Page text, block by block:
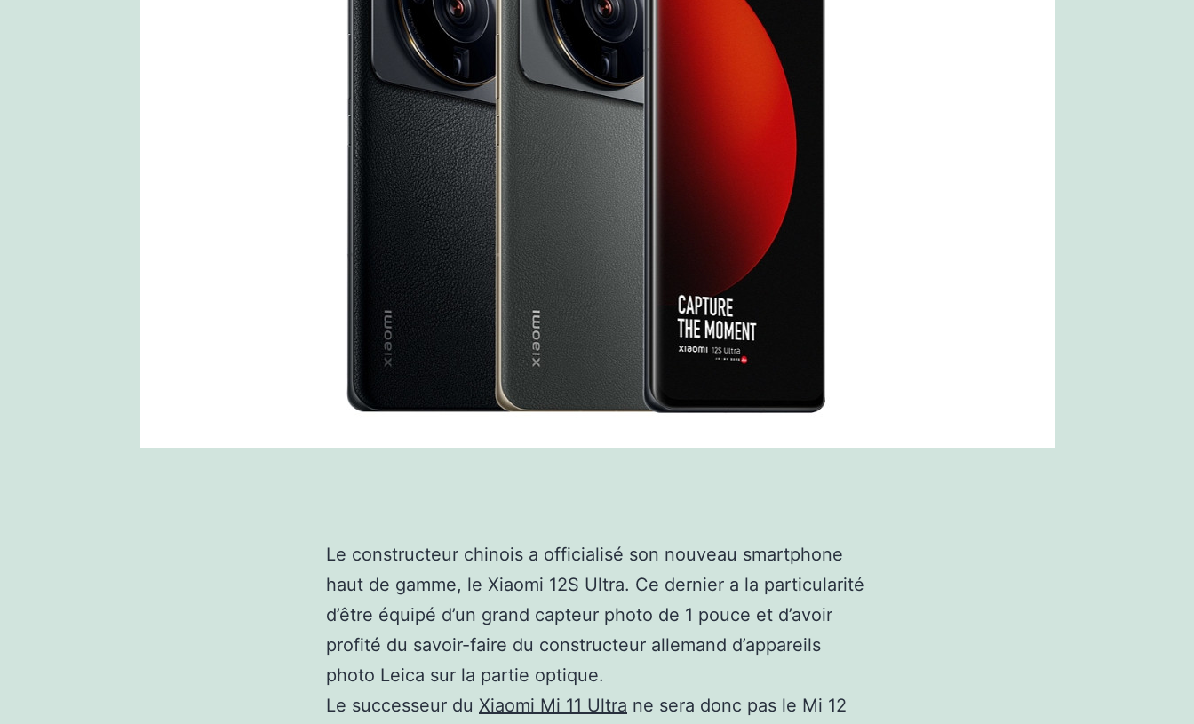
Le constructeur chinois a officialisé son nouveau smartphone
haut de gamme, le Xiaomi 12S Ultra. Ce dernier a la particularité
d’être équipé d’un grand capteur photo de 1 pouce et d’avoir
profité du savoir-faire du constructeur allemand d’appareils
photo Leica sur la partie optique.
Le successeur du Xiaomi Mi 11 Ultra ne sera donc pas le Mi 12